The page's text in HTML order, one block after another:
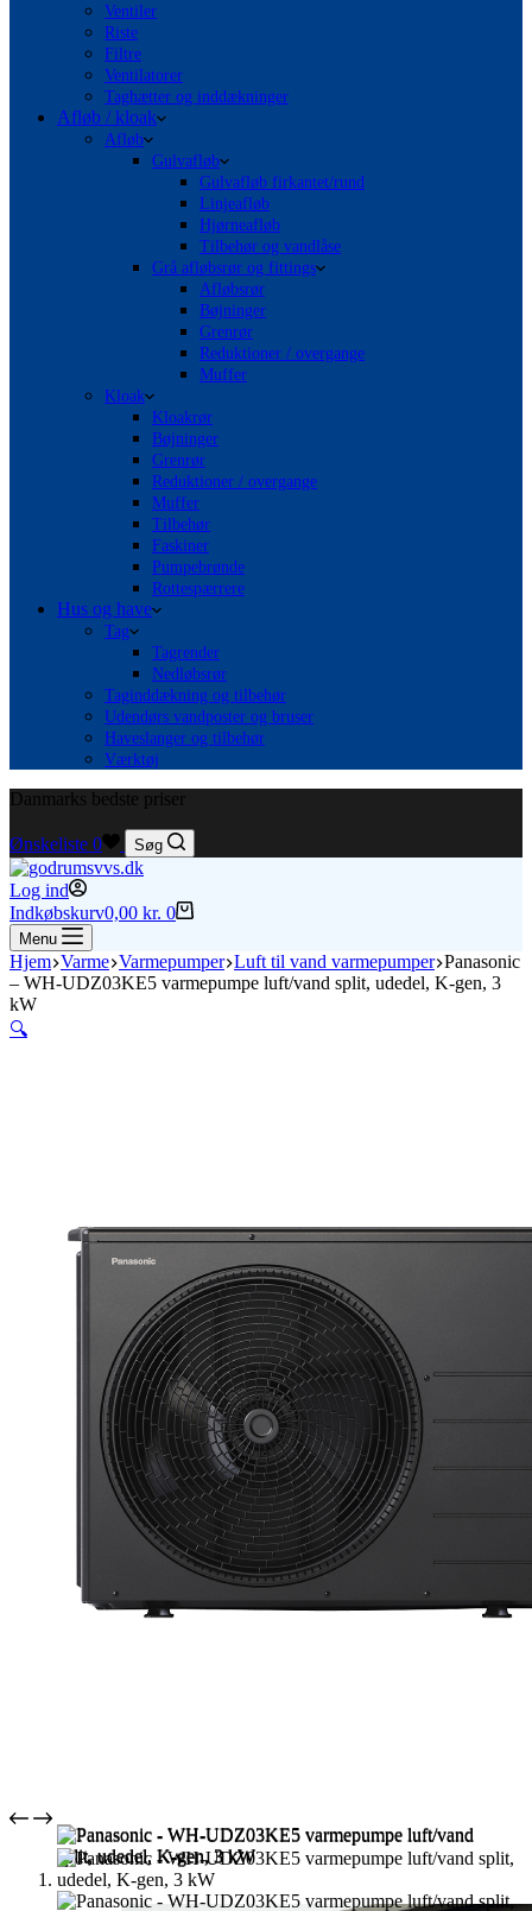
Ventiler
Riste
Filtre
Ventilatorer
Taghætter og inddækninger
Afløb / kloak
Afløb
Gulvafløb
Gulvafløb firkantet/rund
Linjeafløb
Hjørneafløb
Tilbehør og vandlåse
Grå afløbsrør og fittings
Afløbsrør
Bøjninger
Grenrør
Reduktioner / overgange
Muffer
Kloak
Kloakrør
Bøjninger
Grenrør
Reduktioner / overgange
Muffer
Tilbehør
Faskiner
Pumpebrønde
Rottespærrere
Hus og have
Tag
Tagrender
Nedløbsrør
Taginddækning og tilbehør
Udendørs vandposter og bruser
Haveslanger og tilbehør
Værktøj
Danmarks bedste priser
Ønskeliste 0 Søg
Log ind
Indkøbskurv0,00 kr. 0
Menu
Hjem Varme Varmepumper Luft til vand varmepumper Panasonic
– WH-UDZ03KE5 varmepumpe luft/vand split, udedel, K-gen, 3
kW
🔍